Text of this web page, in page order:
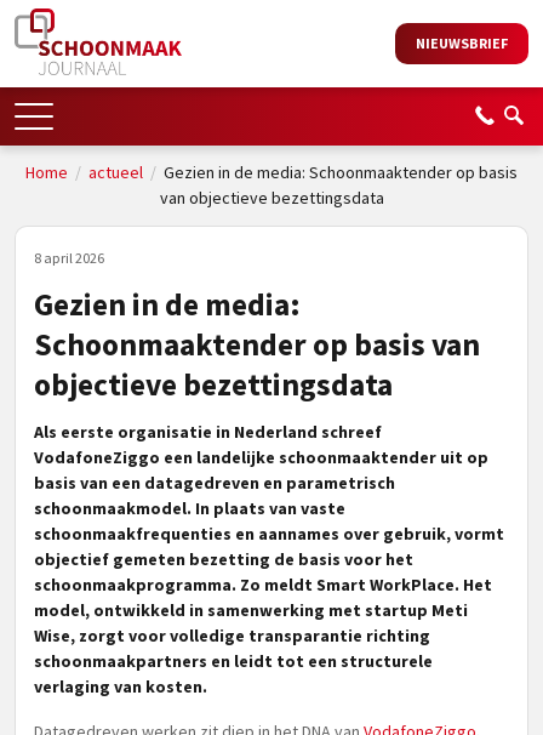
NIEUWSBRIEF
Home / actueel / Gezien in de media: Schoonmaaktender op basis
van objectieve bezettingsdata
8 april 2026
Gezien in de media:
Schoonmaaktender op basis van
objectieve bezettingsdata
Als eerste organisatie in Nederland schreef
VodafoneZiggo een landelijke schoonmaaktender uit op
basis van een datagedreven en parametrisch
schoonmaakmodel. In plaats van vaste
schoonmaakfrequenties en aannames over gebruik, vormt
objectief gemeten bezetting de basis voor het
schoonmaakprogramma. Zo meldt Smart WorkPlace. Het
model, ontwikkeld in samenwerking met startup Meti
Wise, zorgt voor volledige transparantie richting
schoonmaakpartners en leidt tot een structurele
verlaging van kosten.